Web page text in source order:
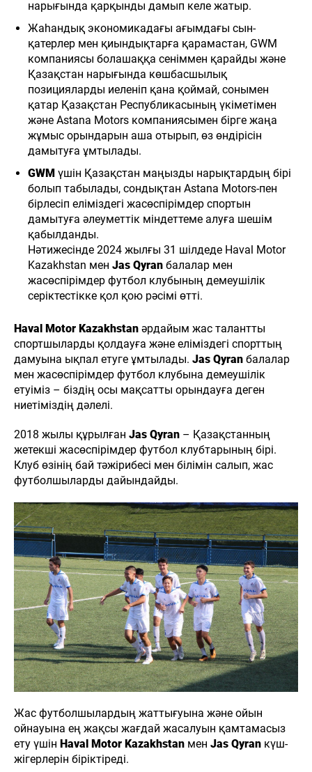
нарығында қарқынды дамып келе жатыр.
Жаһандық экономикадағы ағымдағы сын-
қатерлер мен қиындықтарға қарамастан, GWM
компаниясы болашаққа сеніммен қарайды және
Қазақстан нарығында көшбасшылық
позицияларды иеленіп қана қоймай, сонымен
қатар Қазақстан Республикасының үкіметімен
және Astana Motors компаниясымен бірге жаңа
жұмыс орындарын аша отырып, өз өндірісін
дамытуға ұмтылады.
GWM үшін Қазақстан маңызды нарықтардың бірі
болып табылады, сондықтан Astana Motors-пен
бірлесіп еліміздегі жасөспірімдер спортын
дамытуға әлеуметтік міндеттеме алуға шешім
қабылданды.
Нәтижесінде 2024 жылғы 31 шілдеде Haval Motor
Kazakhstan мен Jas Qyran балалар мен
жасөспірімдер футбол клубының демеушілік
серіктестікке қол қою рәсімі өтті.
Haval Motor Kazakhstan әрдайым жас талантты
спортшыларды қолдауға және еліміздегі спорттың
дамуына ықпал етуге ұмтылады. Jas Qyran балалар
мен жасөспірімдер футбол клубына демеушілік
етуіміз – біздің осы мақсатты орындауға деген
ниетіміздің дәлелі.
2018 жылы құрылған Jas Qyran – Қазақстанның
жетекші жасөспірімдер футбол клубтарының бірі.
Клуб өзінің бай тәжірибесі мен білімін салып, жас
футболшыларды дайындайды.
Жас футболшылардың жаттығуына және ойын
ойнауына ең жақсы жағдай жасалуын қамтамасыз
ету үшін Haval Motor Kazakhstan мен Jas Qyran күш-
жігерлерін біріктіреді.